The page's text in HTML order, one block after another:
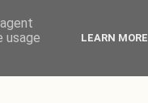
usage
LEARN MORE